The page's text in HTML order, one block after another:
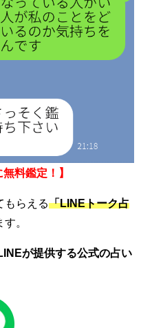
料鑑定！】
もらえる「LINEトーク占
。
が提供する公式の占い